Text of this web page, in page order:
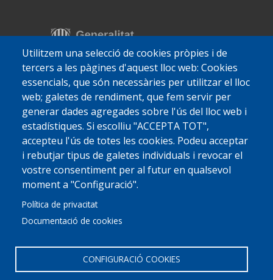
Utilitzem una selecció de cookies pròpies i de
tercers a les pàgines d'aquest lloc web: Cookies
essencials, que són necessàries per utilitzar el lloc
web; galetes de rendiment, que fem servir per
generar dades agregades sobre l'ús del lloc web i
estadístiques. Si escolliu "ACCEPTA TOT",
accepteu l'ús de totes les cookies. Podeu acceptar
i rebutjar tipus de galetes individuals i revocar el
vostre consentiment per al futur en qualsevol
moment a "Configuració".
Política de privacitat
Documentació de cookies
CONFIGURACIÓ COOKIES